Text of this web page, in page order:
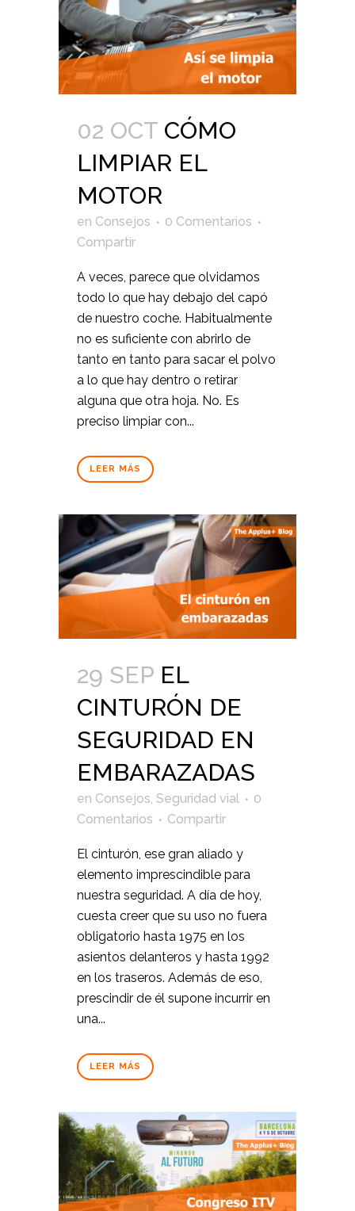
02 OCT CÓMO
LIMPIAR EL
MOTOR
en Consejos
0 Comentarios
Compartir
A veces, parece que olvidamos
todo lo que hay debajo del capó
de nuestro coche. Habitualmente
no es suficiente con abrirlo de
tanto en tanto para sacar el polvo
a lo que hay dentro o retirar
alguna que otra hoja. No. Es
preciso limpiar con...
LEER MÁS
29 SEP EL
CINTURÓN DE
SEGURIDAD EN
EMBARAZADAS
en Consejos Seguridad vial
0
Comentarios
Compartir
El cinturón, ese gran aliado y
elemento imprescindible para
nuestra seguridad. A día de hoy,
cuesta creer que su uso no fuera
obligatorio hasta 1975 en los
asientos delanteros y hasta 1992
en los traseros. Además de eso,
prescindir de él supone incurrir en
una...
LEER MÁS